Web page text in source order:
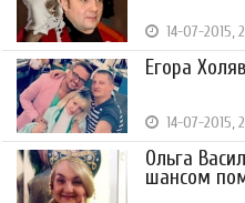
14-07-2015,
Егора
14-07-2015,
Ольга
шансом